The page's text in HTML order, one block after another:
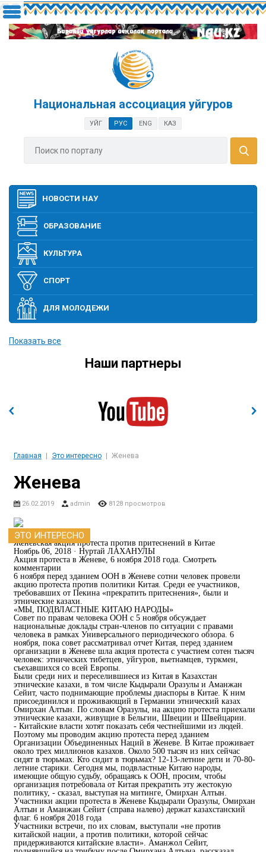
Национальная ассоциация уйгуров
УЙГ РУС ENG КАЗ
НОВОСТИ НАУ
ОБРАЗОВАНИЕ
КУЛЬТУРА
СПОРТ
ДЛЯ МОЛОДЕЖИ
ЭТО ИНТЕРЕСНО
Показать все
Наши партнеры
Главная Это интересно Женева
Женева
26.02.2019 admin 8128 просмотров
ЭТО ИНТЕРЕСНО
Женевская акция протеста против притеснений в Китае
Ноябрь 06, 2018 · Нуртай ЛАХАНУЛЫ
Акция протеста в Женеве, 6 ноября 2018 года. Смотреть
комментарии
6 ноября перед зданием ООН в Женеве сотни человек провели
акцию протеста против политики Китая. Среди ее участников,
требовавших от Пекина «прекратить притеснения», были и
этнические казахи.
«МЫ, ПОДВЛАСТНЫЕ КИТАЮ НАРОДЫ»
Совет по правам человека ООН с 5 ноября обсуждает
национальные доклады стран-членов по ситуации с правами
человека в рамках Универсального периодического обзора. 6
ноября, пока совет рассматривал отчет Китая, перед зданием
организации в Женеве шла акция протеста с участием сотен тысяч
человек: этнических тибетцев, уйгуров, вьетнамцев, туркмен,
съехавшихся со всей Европы.
Были среди них и переселившиеся из Китая в Казахстан
этнические казахи, в том числе Кыдырали Оразулы и Аманжан
Сейит, часто поднимающие проблемы диаспоры в Китае. К ним
присоединился и проживающий в Германии этнический казах
Омирхан Алтын. По словам Оразулы, на акцию протеста приехали
этнические казахи, живущие в Бельгии, Швеции и Швейцарии.
- Китайские власти хотят показать себя честнейшими из людей.
Поэтому мы проводим акцию протеста перед зданием
Организации Объединенных Наций в Женеве. В Китае проживает
около трех миллионов казахов. Около 500 тысяч из них сейчас
сидят в тюрьмах. Кто сидит в тюрьмах? 12-13-летние дети и 70-80-
летние старики. Сегодня мы, подвластные Китаю народы,
имеющие общую судьбу, обращаясь к ООН, просим, чтобы
организация потребовала от Китая прекратить эту жестокую
политику, - сказал, выступая на митинге, Омирхан Алтын.
Участники акции протеста в Женеве Кыдырали Оразулы, Омирхан
Алтын и Аманжан Сейит (справа налево) держат казахстанский
флаг. 6 ноября 2018 года
Участники встречи, по их словам, выступали «не против
китайской нации, а против политики, которой сейчас
придерживаются китайские власти». Аманжол Сейит,